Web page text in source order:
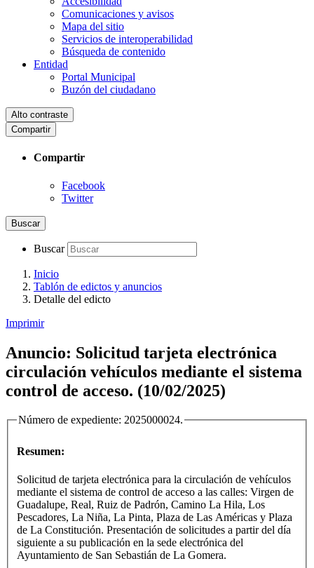
Comunicaciones y avisos
Mapa del sitio
Servicios de interoperabilidad
Búsqueda de contenido
Entidad
Portal Municipal
Buzón del ciudadano
Alto contraste
Compartir
Compartir
Facebook
Twitter
Buscar
Buscar
Inicio
Tablón de edictos y anuncios
Detalle del edicto
Imprimir
Anuncio: Solicitud tarjeta electrónica
circulación vehículos mediante el sistema
control de acceso. (10/02/2025)
Número de expediente: 2025000024.
Resumen:
Solicitud de tarjeta electrónica para la circulación de vehículos
mediante el sistema de control de acceso a las calles: Virgen de
Guadalupe, Real, Ruiz de Padrón, Camino La Hila, Los
Pescadores, La Niña, La Pinta, Plaza de Las Américas y Plaza
de La Constitución. Presentación de solicitudes a partir del día
siguiente a su publicación en la sede electrónica del
Ayuntamiento de San Sebastián de La Gomera.